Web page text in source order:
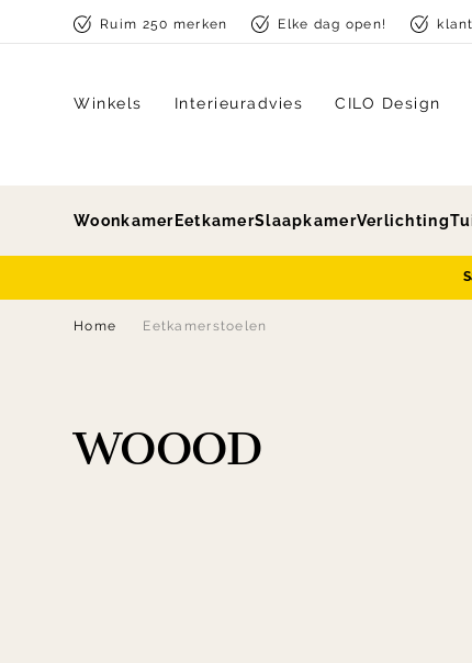
Skip to contentRuim 250 merken Elke dag open!
Winkels Interieuradvies CILO Design
Woonkamer EetkamerSlaapkamerVerlichting
Home Eetkamerstoelen
WOOOD